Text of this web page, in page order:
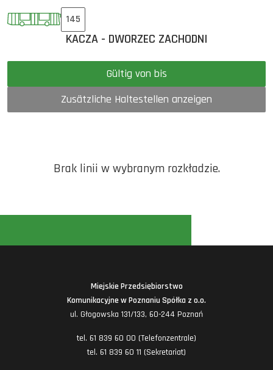
145
KACZA - DWORZEC ZACHODNI
Gültig von bis
Zusätzliche Haltestellen anzeigen
Brak linii w wybranym rozkładzie.
Miejskie Przedsiębiorstwo
Komunikacyjne w Poznaniu Spółka z o.o.
ul. Głogowska 131/133, 60-244 Poznań
tel. 61 839 60 00 (Telefonzentrale)
tel. 61 839 60 11 (Sekretariat)